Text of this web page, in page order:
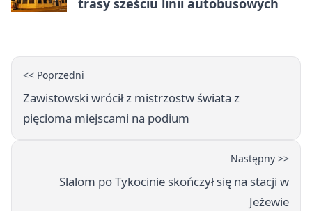
trasy sześciu linii autobusowych
<< Poprzedni
Zawistowski wrócił z mistrzostw świata z
pięcioma miejscami na podium
Następny >>
Slalom po Tykocinie skończył się na stacji w
Jeżewie